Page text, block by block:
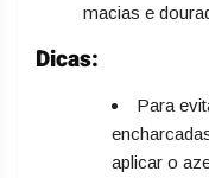
macias e
Dicas:
Para
aplicar o